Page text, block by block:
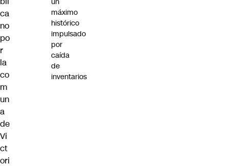
ca
no
po
r
la
co
m
un
a
de
Vi
ct
ori
máximo
histórico
impulsado
por
caída
de
inventarios